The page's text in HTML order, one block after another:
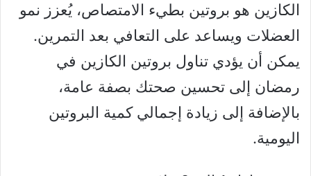
الكازين هو بروتين بطيء الامتصاص، يُعزز نمو
العضلات ويساعد على التعافي بعد التمرين.
يمكن أن يؤدي تناول بروتين الكازين في
رمضان إلى تحسين صحتك بصفة عامة،
بالإضافة إلى زيادة إجمالي كمية البروتين
اليومية.